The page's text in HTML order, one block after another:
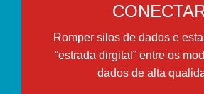
Romper silos de dados e
“estrada dirgital” entre os
dados de alta